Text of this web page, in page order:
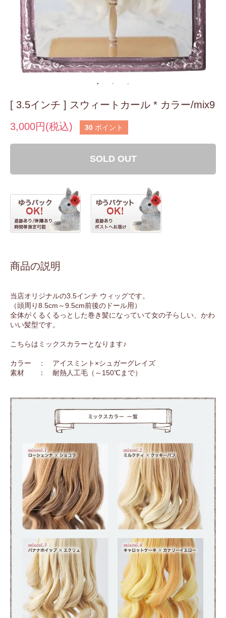
[ 3.5インチ ] スウィートカール * カラー/mix9
3,000円(税込)
30 ポイント
SOLD OUT
商品の説明
当店オリジナルの3.5インチ ウィッグです。
（頭周り8.5cm～9.5cm前後のドール用）
全体がくるくるっとした巻き髪になっていて女の子らしい、かわ
いい髪型です。
こちらはミックスカラーとなります♪
カラー ： アイスミント×シュガーグレイズ
素材 ： 耐熱人工毛（～150℃まで）